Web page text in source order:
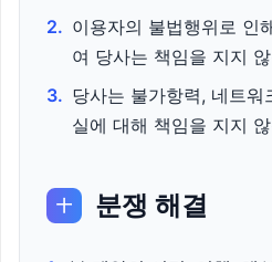
2. 이용자의 불법행위로 인
여 당사는 책임을 지지
3. 당사는 불가항력, 네트
실에 대해 책임을 지지
十 분쟁 해결